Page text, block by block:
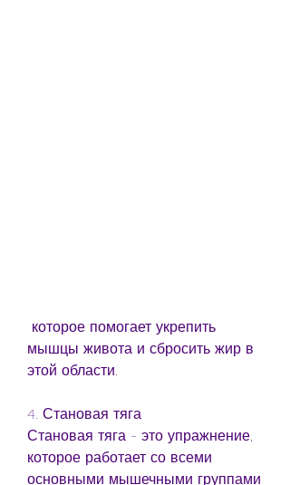
мышцы живота и сбросить жир в
этой области.
4. Становая тяга
Становая тяга - это упражнение,
которое работает со всеми
основными мышечными группами